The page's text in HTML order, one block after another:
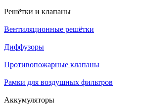
Решётки и клапаны
Вентиляционные решётки
Диффузоры
Противопожарные клапаны
Рамки для воздушных фильтров
Аккумуляторы